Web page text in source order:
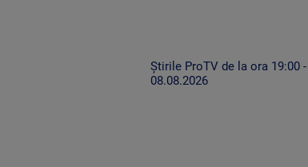
Știrile ProTV de la ora 19:00 -
08.08.2026